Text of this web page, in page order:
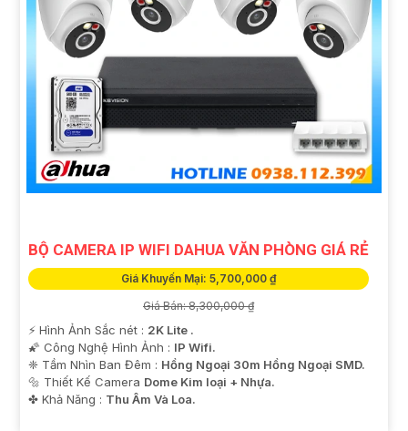
BỘ CAMERA IP WIFI DAHUA VĂN PHÒNG GIÁ RẺ
Giá Khuyến Mại: 5,700,000 ₫
Giá Bán: 8,300,000 ₫
️⚡ Hình Ảnh Sắc nét : 2K Lite .
🌠 Công Nghệ Hình Ảnh : IP Wifi.
❈ Tầm Nhìn Ban Đêm : Hồng Ngoại 30m Hồng Ngoại SMD.
🔩 Thiết Kế Camera Dome Kim loại + Nhựa.
️✤ Khả Năng : Thu Âm Và Loa.